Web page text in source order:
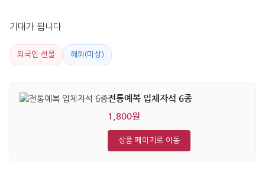
기대가 됩니다
외국인 선물 해외(미상)
전통예복 입체자석 6종
1,800원
상품 페이지로 이동